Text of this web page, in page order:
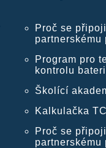
Proč se
partnerskému
Program pro
kontrolu
Školící
Kalkulačka
Proč se
partnerskému